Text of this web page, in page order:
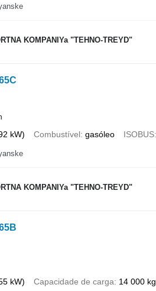
KOMPANIYa "TEHNO-TREYD"
kW) Combustível gasóleo ISOBUS
KOMPANIYa "TEHNO-TREYD"
kW) Capacidade de carga 14 000 kg